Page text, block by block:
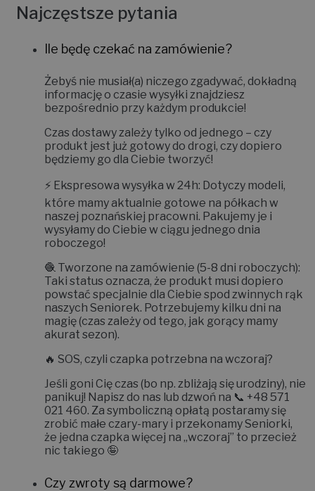
Najczęstsze pytania
Ile będę czekać na zamówienie?
Żebyś nie musiał(a) niczego zgadywać, dokładną
informację o czasie wysyłki znajdziesz
bezpośrednio przy każdym produkcie!
Czas dostawy zależy tylko od jednego – czy
produkt jest już gotowy do drogi, czy dopiero
będziemy go dla Ciebie tworzyć!
⚡ Ekspresowa wysyłka w 24h: Dotyczy modeli,
które mamy aktualnie gotowe na półkach w
naszej poznańskiej pracowni. Pakujemy je i
wysyłamy do Ciebie w ciągu jednego dnia
roboczego!
🧶 Tworzone na zamówienie (5-8 dni roboczych):
Taki status oznacza, że produkt musi dopiero
powstać specjalnie dla Ciebie spod zwinnych rąk
naszych Seniorek. Potrzebujemy kilku dni na
magię (czas zależy od tego, jak gorący mamy
akurat sezon).
🔥 SOS, czyli czapka potrzebna na wczoraj?
Jeśli goni Cię czas (bo np. zbliżają się urodziny), nie
panikuj! Napisz do nas lub dzwoń na 📞 +48 571
021 460. Za symboliczną opłatą postaramy się
zrobić małe czary-mary i przekonamy Seniorki,
że jedna czapka więcej na „wczoraj” to przecież
nic takiego 🤪
Czy zwroty są darmowe?